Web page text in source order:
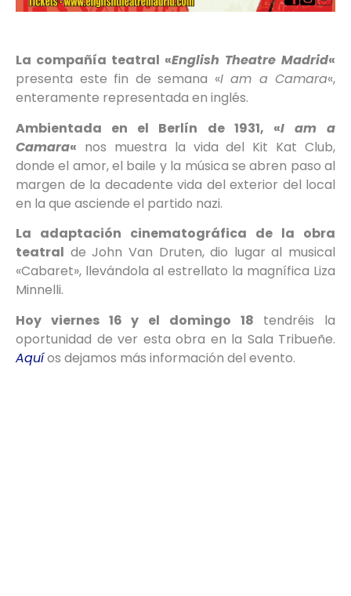
La compañía teatral «English Theatre Madrid«
presenta este fin de semana «I am a Camara«,
enteramente representada en inglés.
Ambientada en el Berlín de 1931, «I am a
Camara« nos muestra la vida del Kit Kat Club,
donde el amor, el baile y la música se abren paso al
margen de la decadente vida del exterior del local
en la que asciende el partido nazi.
La adaptación cinematográfica de la obra
teatral de John Van Druten, dio lugar al musical
«Cabaret», llevándola al estrellato la magnífica Liza
Minnelli.
Hoy viernes 16 y el domingo 18 tendréis la
oportunidad de ver esta obra en la Sala Tribueñe.
Aquíos dejamos más información del evento.